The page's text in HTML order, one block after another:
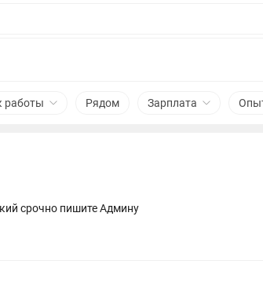
работы Рядом Зарплата
срочно пишите Админу